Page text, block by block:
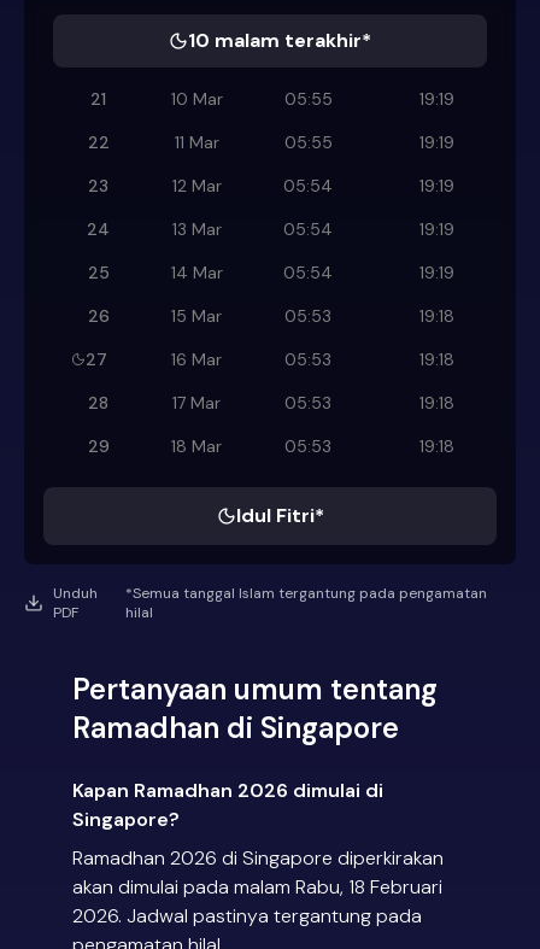
10 malam terakhir*
21 10 Mar 05:55
19:19
22
11 Mar 05:55
19:19
23
12 Mar 05:54
19:19
24
13 Mar 05:54
19:19
25
14 Mar 05:54
19:19
26
15 Mar 05:53
19:18
27
16 Mar 05:53
19:18
28
17 Mar 05:53
19:18
29
18 Mar 05:53 19:18
Idul Fitri*
Unduh
PDF
*Semua tanggal Islam tergantung pada pengamatan
hilal
Pertanyaan umum tentang
Ramadhan di Singapore
Kapan Ramadhan 2026 dimulai di
Singapore?
Ramadhan 2026 di Singapore diperkirakan
akan dimulai pada malam Rabu, 18 Februari
2026. Jadwal pastinya tergantung pada